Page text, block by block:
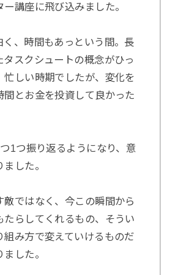
講座に飛び込みました。
く、時間もあっという間。長
タスクシュートの概念がひっ
忙しい時期でしたが、変化を
間とお金を投資して良かった
1つ振り返るようになり、意
した。
敵ではなく、今この瞬間から
たらしてくれるもの、そうい
組み方で変えていけるものだ
した。